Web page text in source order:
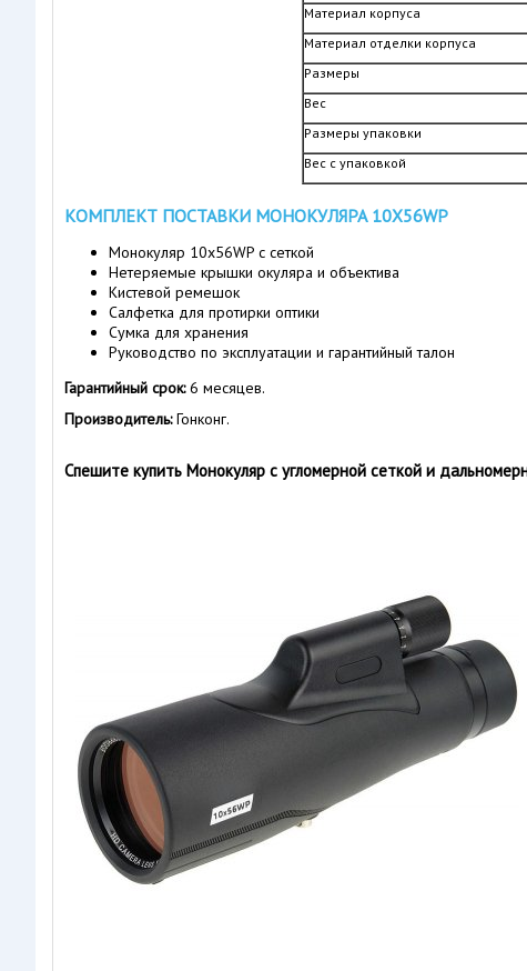
Материал корпуса
Материал отделки корпуса
Размеры
Вес
Размеры упаковки
Вес с упаковкой
КОМПЛЕКТ ПОСТАВКИ МОНОКУЛЯРА 10Х56WP
Монокуляр 10x56WP с сеткой
Нетеряемые крышки окуляра и объектива
Кистевой ремешок
Салфетка для протирки оптики
Сумка для хранения
Руководство по эксплуатации и гарантийный талон
Гарантийный срок:6 месяцев.
Производитель:Гонконг.
Спешите купить Монокуляр с угломерной сеткой и